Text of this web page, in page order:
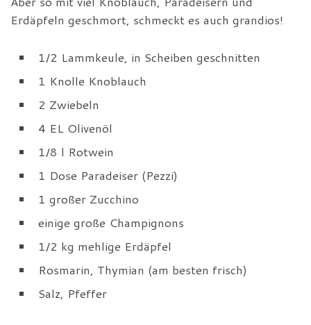
Erdäpfeln geschmort, schmeckt es auch grandios!
1/2 Lammkeule, in Scheiben geschnitten
1 Knolle Knoblauch
2 Zwiebeln
4 EL Olivenöl
1/8 l Rotwein
1 Dose Paradeiser (Pezzi)
1 großer Zucchino
einige große Champignons
1/2 kg mehlige Erdäpfel
Rosmarin, Thymian (am besten frisch)
Salz, Pfeffer